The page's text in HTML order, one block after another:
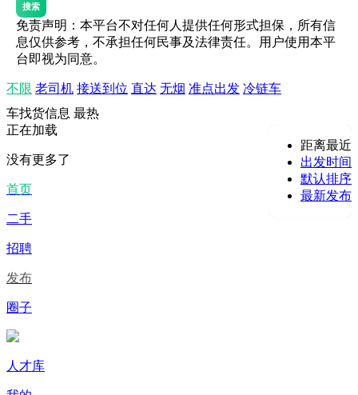
搜索
免责声明：本平台不对任何人提供任何形式担保，所有信
息仅供参考，不承担任何民事及法律责任。用户使用本平
台即视为同意。
不限 老司机 接送到位 直达 无烟 准点出发 冷链车
车找货信息 最热
距离最近
出发时间
默认排序
最新发布
正在加载
没有更多了
首页
二手
招聘
发布
圈子
人才库